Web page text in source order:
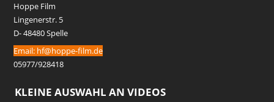
Hoppe Film
Lingenerstr. 5
D- 48480 Spelle
Email: hf@hoppe-film.de
05977/928418
KLEINE AUSWAHL AN VIDEOS